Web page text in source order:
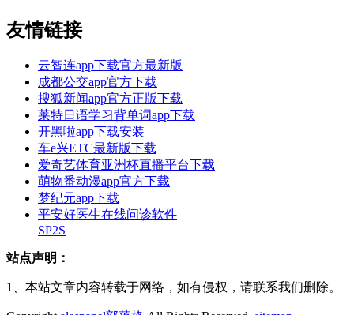
友情链接
云智连app下载官方最新版
成都公交app官方下载
搜狐新闻app官方正版下载
莱特日语学习背单词app下载
开黑啦app下载安装
车e兴ETC最新版下载
爱奇艺体育亚洲杯直播平台下载
萌物番动漫app官方下载
梦纪元app下载
平安好医生在线问诊软件
SP2S
站点声明：
1、本站文章内容转载于网络，如有侵权，请联系我们删除。